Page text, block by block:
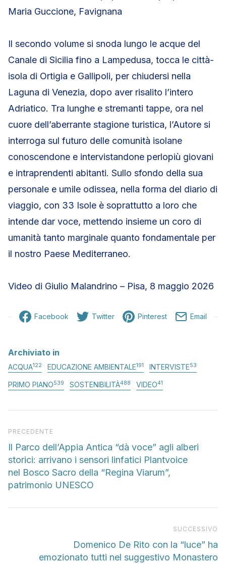
Maria Guccione, Favignana
Il secondo volume si snoda lungo le acque del
Canale di Sicilia fino a Lampedusa, tocca le città-
isola di Ortigia e Gallipoli, per chiudersi nella
Laguna di Venezia, dopo aver risalito l’intero
Adriatico. Tra lunghe e stremanti tappe, ora nel
cuore dell’aberrante stagione turistica, l’Autore si
interroga sul futuro delle comunità isolane
conoscendone e intervistandone perlopiù giovani
e intraprendenti abitanti. Sullo sfondo della sua
personale e umile odissea, nella forma del diario di
viaggio, con 33 Isole è soprattutto a loro che
intende dar voce, mettendo insieme un coro di
umanità tanto marginale quanto fondamentale per
il nostro Paese Mediterraneo.
Video di Giulio Malandrino – Pisa, 8 maggio 2026
Facebook Twitter Pinterest Email
Archiviato in
ACQUA122 EDUCAZIONE AMBIENTALE191 INTERVISTE53
PRIMO PIANO539 SOSTENIBILITÀ488 VIDEO41
Articolo precedente
PRECEDENTE
Il Parco dell’Appia Antica “dà voce” agli alberi
storici: arrivano i sensori linfatici Plantvoice
nel Bosco Sacro della “Regina Viarum”,
patrimonio UNESCO
SUCCESSIVO
Domenico De Rito con la “luce” ha
emozionato tutti nel suggestivo Monastero